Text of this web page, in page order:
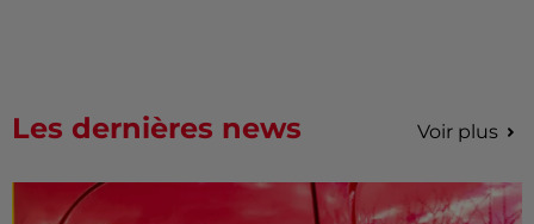
Les dernières news Voir plus